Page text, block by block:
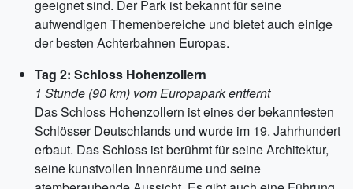
geeignet sind. Der Park ist bekannt für seine
aufwendigen Themenbereiche und bietet auch einige
der besten Achterbahnen Europas.
Tag 2: Schloss Hohenzollern
1 Stunde (90 km) vom Europapark entfernt
Das Schloss Hohenzollern ist eines der bekanntesten
Schlösser Deutschlands und wurde im 19. Jahrhundert
erbaut. Das Schloss ist berühmt für seine Architektur,
seine kunstvollen Innenräume und seine